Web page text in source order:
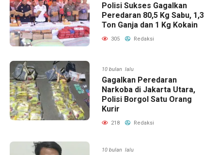
Polisi Sukses Gagalkan
Peredaran 80,5 Kg Sabu, 1,3
Ton Ganja dan 1 Kg Kokain
305 Redaksi
10 bulan lalu
Gagalkan Peredaran
Narkoba di Jakarta Utara,
Polisi Borgol Satu Orang
Kurir
218 Redaksi
10 bulan lalu